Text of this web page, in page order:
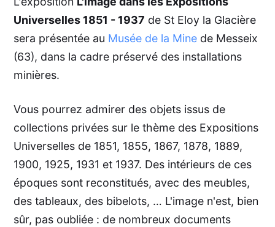
Universelles 1851 - 1937 de St Eloy la Glacière
sera présentée au Musée de la Minede Messeix
(63), dans la cadre préservé des installations
minières.
Vous pourrez admirer des objets issus de
collections privées sur le thème des Expositions
Universelles de 1851, 1855, 1867, 1878, 1889,
1900, 1925, 1931 et 1937. Des intérieurs de ces
époques sont reconstitués, avec des meubles,
des tableaux, des bibelots, … L'image n'est, bien
sûr, pas oubliée : de nombreux documents